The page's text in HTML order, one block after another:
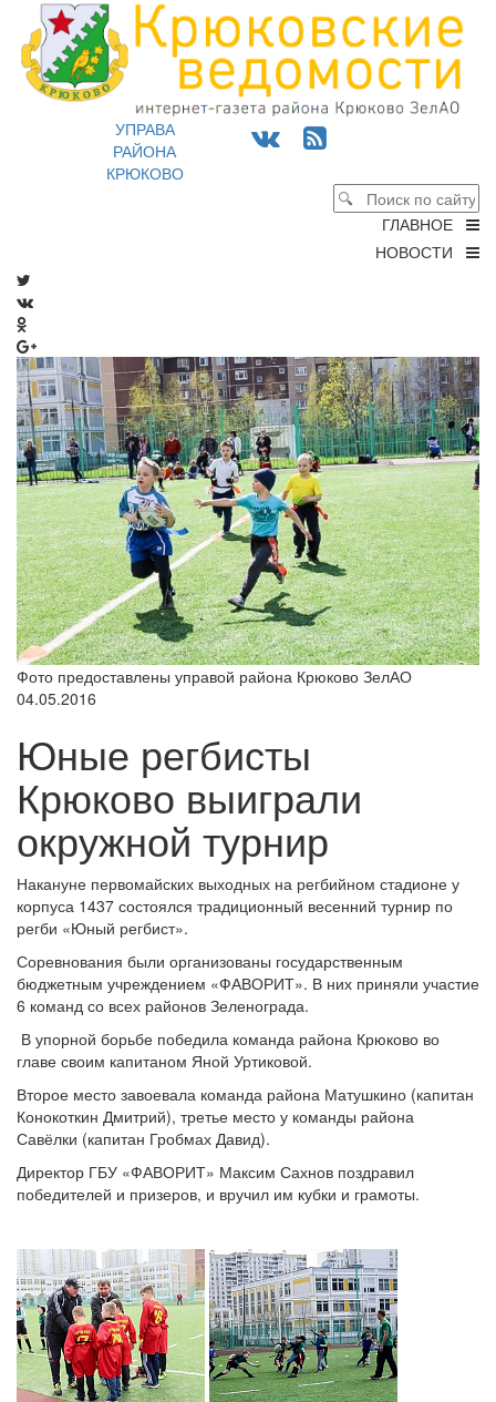
УПРАВА
РАЙОНА
КРЮКОВО
ГЛАВНОЕ
НОВОСТИ
Фото предоставлены управой района Крюково ЗелАО
04.05.2016
Юные регбисты
Крюково выиграли
окружной турнир
Накануне первомайских выходных на регбийном стадионе у
корпуса 1437 состоялся традиционный весенний турнир по
регби «Юный регбист».
Соревнования были организованы государственным
бюджетным учреждением «ФАВОРИТ». В них приняли участие
6 команд со всех районов Зеленограда.
В упорной борьбе победила команда района Крюково во
главе своим капитаном Яной Уртиковой.
Второе место завоевала команда района Матушкино (капитан
Конокоткин Дмитрий), третье место у команды района
Савёлки (капитан Гробмах Давид).
Директор ГБУ «ФАВОРИТ» Максим Сахнов поздравил
победителей и призеров, и вручил им кубки и грамоты.